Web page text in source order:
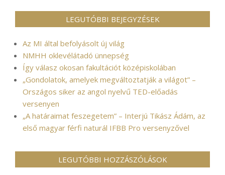
LEGUTÓBBI BEJEGYZÉSEK
Az MI által befolyásolt új világ
NMHH oklevélátadó ünnepség
Így válasz okosan fakultációt középiskolában
„Gondolatok, amelyek megváltoztatják a világot” –
Országos siker az angol nyelvű TED-előadás
versenyen
„A határaimat feszegetem” – Interjú Tikász Ádám, az
első magyar férfi naturál IFBB Pro versenyzővel
LEGUTÓBBI HOZZÁSZÓLÁSOK